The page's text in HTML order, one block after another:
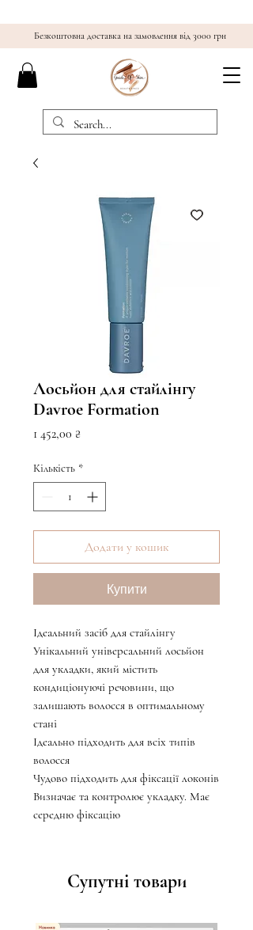
Безкоштовна доставка на замовлення від 3000 грн
Лосьйон для стайлінгу
Davroe Formation
1 452,00 ₴
Кількість *
Додати у кошик
Купити
Ідеальний засіб для стайлінгу
Унікальний універсальний лосьйон
для укладки, який містить
кондиціонуючі речовини, що
залишають волосся в оптимальному
стані
Ідеально підходить для всіх типів
волосся
Чудово підходить для фіксації локонів
Визначає та контролює укладку. Має
середню фіксацію
Супутні товари